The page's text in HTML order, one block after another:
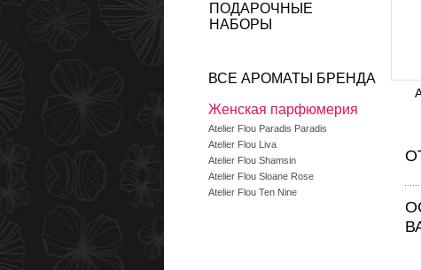
ПОДАРОЧНЫЕ
НАБОРЫ
ВСЕ АРОМАТЫ БРЕНДА
Женская парфюмерия
Atelier Flou Paradis Paradis
Atelier Flou Liva
Atelier Flou Shamsin
Atelier Flou Sloane Rose
Atelier Flou Ten Nine